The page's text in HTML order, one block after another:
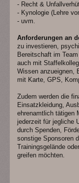
- Recht &
- Kynologie (Lehre
- uvm.
Anforderungen an
zu investieren,
Bereitschaft im
auch mit
Wissen anzueignen,
mit Karte, GPS,
Zudem werden die
Einsatzkleidung,
ehrenamtlich tätigen
jederzeit für jegliche
durch Spenden,
sonstige Sponsoren
Trainingsgelände
greifen möchten.